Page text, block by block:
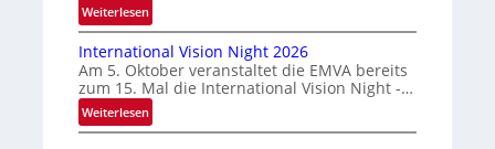
s
i
e
Weiterlesen:
H
o
m
e
p
a
International Vision Night 2026
Am 5. Oktober veranstaltet die EMVA bereits
zum 15. Mal die International Vision Night -…
Weiterlesen:
I